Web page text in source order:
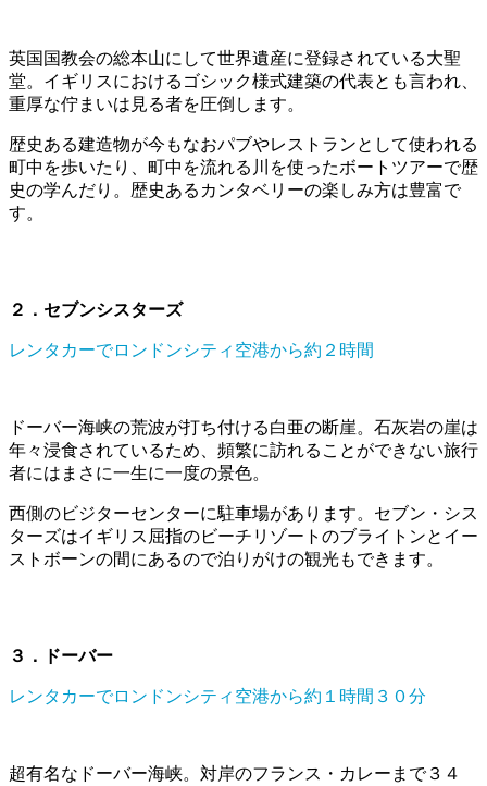
英国国教会の総本山にして世界遺産に登録されている大聖
堂。イギリスにおけるゴシック様式建築の代表とも言われ、
重厚な佇まいは見る者を圧倒します。
歴史ある建造物が今もなおパブやレストランとして使われる
町中を歩いたり、町中を流れる川を使ったボートツアーで歴
史の学んだり。歴史あるカンタベリーの楽しみ方は豊富で
す。
２．セブンシスターズ
レンタカーでロンドンシティ空港から約２時間
ドーバー海峡の荒波が打ち付ける白亜の断崖。石灰岩の崖は
年々浸食されているため、頻繁に訪れることができない旅行
者にはまさに一生に一度の景色。
西側のビジターセンターに駐車場があります。セブン・シス
ターズはイギリス屈指のビーチリゾートのブライトンとイー
ストボーンの間にあるので泊りがけの観光もできます。
３．ドーバー
レンタカーでロンドンシティ空港から約１時間３０分
超有名なドーバー海峡。対岸のフランス・カレーまで３４